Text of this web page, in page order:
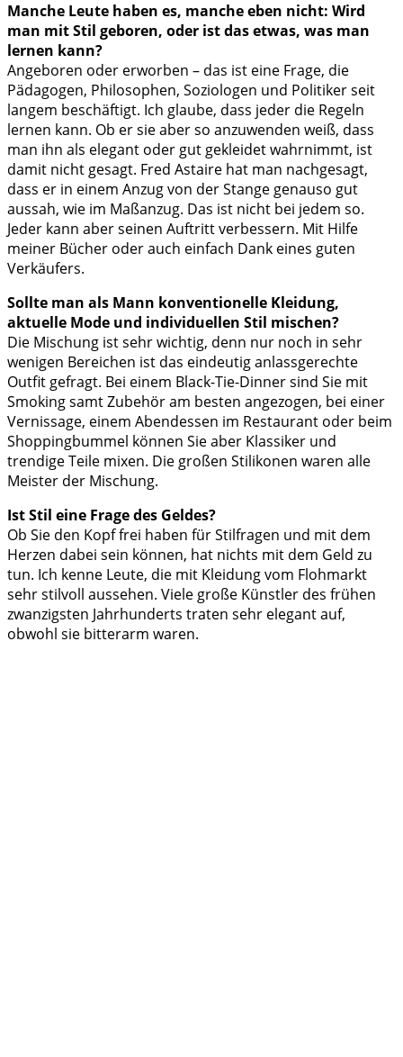
Manche Leute haben es, manche eben nicht: Wird
man mit Stil geboren, oder ist das etwas, was man
lernen kann?
Angeboren oder erworben – das ist eine Frage, die
Pädagogen, Philosophen, Soziologen und Politiker seit
langem beschäftigt. Ich glaube, dass jeder die Regeln
lernen kann. Ob er sie aber so anzuwenden weiß, dass
man ihn als elegant oder gut gekleidet wahrnimmt, ist
damit nicht gesagt. Fred Astaire hat man nachgesagt,
dass er in einem Anzug von der Stange genauso gut
aussah, wie im Maßanzug. Das ist nicht bei jedem so.
Jeder kann aber seinen Auftritt verbessern. Mit Hilfe
meiner Bücher oder auch einfach Dank eines guten
Verkäufers.
Sollte man als Mann konventionelle Kleidung,
aktuelle Mode und individuellen Stil mischen?
Die Mischung ist sehr wichtig, denn nur noch in sehr
wenigen Bereichen ist das eindeutig anlassgerechte
Outfit gefragt. Bei einem Black-Tie-Dinner sind Sie mit
Smoking samt Zubehör am besten angezogen, bei einer
Vernissage, einem Abendessen im Restaurant oder beim
Shoppingbummel können Sie aber Klassiker und
trendige Teile mixen. Die großen Stilikonen waren alle
Meister der Mischung.
Ist Stil eine Frage des Geldes?
Ob Sie den Kopf frei haben für Stilfragen und mit dem
Herzen dabei sein können, hat nichts mit dem Geld zu
tun. Ich kenne Leute, die mit Kleidung vom Flohmarkt
sehr stilvoll aussehen. Viele große Künstler des frühen
zwanzigsten Jahrhunderts traten sehr elegant auf,
obwohl sie bitterarm waren.